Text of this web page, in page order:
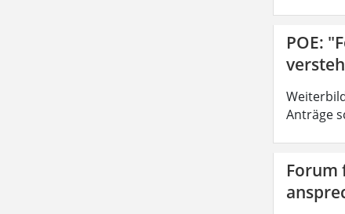
POE:
Anträge
Forum